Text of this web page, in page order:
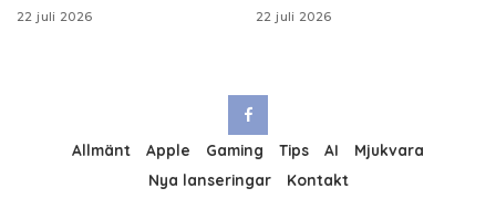
22 juli 2026 22 juli 2026
Allmänt Apple Gaming Tips AI
Mjukvara
Nya lanseringar
Kontakt